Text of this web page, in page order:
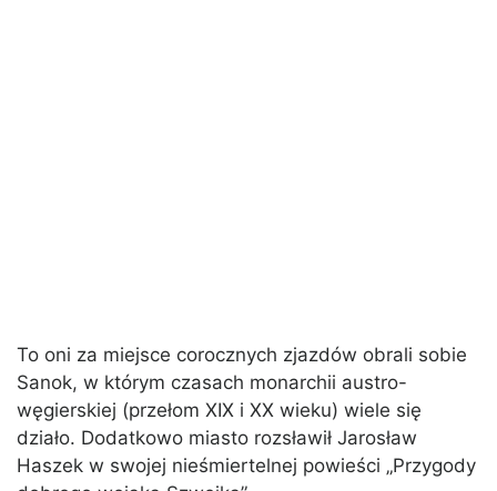
To oni za miejsce corocznych zjazdów obrali sobie
Sanok, w którym czasach monarchii austro-
węgierskiej (przełom XIX i XX wieku) wiele się
działo. Dodatkowo miasto rozsławił Jarosław
Haszek w swojej nieśmiertelnej powieści „Przygody